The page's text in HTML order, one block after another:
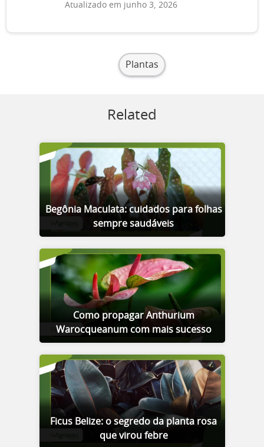
Atualizado em junho 3, 2026
Plantas
Related
Begônia Maculata: cuidados para folhas
sempre saudáveis
Como propagar Anthurium
Warocqueanum com mais sucesso
Ficus Belize: o segredo da planta rosa
que virou febre